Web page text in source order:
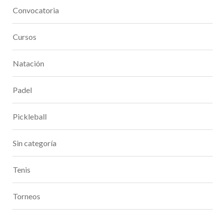
Convocatoria
Cursos
Natación
Padel
Pickleball
Sin categoría
Tenis
Torneos